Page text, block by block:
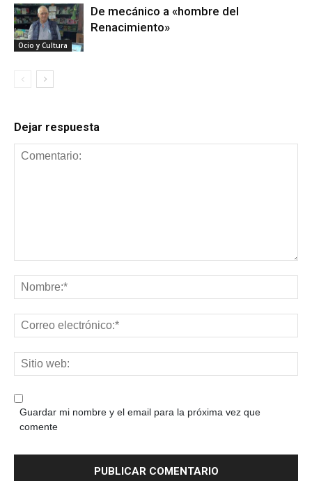
Ocio y Cultura
De mecánico a «hombre del
Renacimiento»
Dejar respuesta
Guardar mi nombre y el email para la próxima vez que
comente